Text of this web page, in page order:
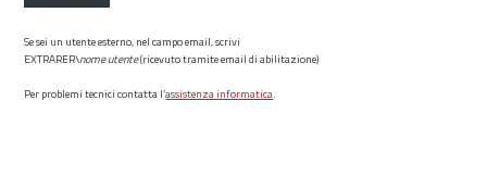
Se sei un utente esterno, nel campo email, scrivi
EXTRARER\nome utente(ricevuto tramite email di abilitazione)
Per problemi tecnici contatta l’assistenza informatica.